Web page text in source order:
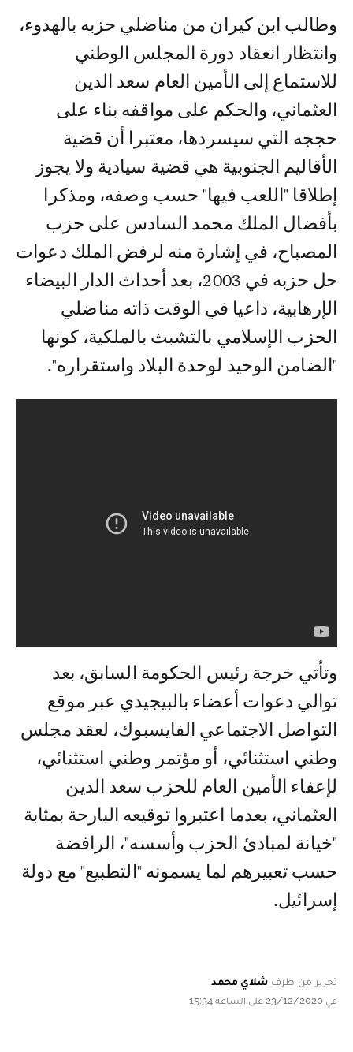
وطالب ابن كيران من مناضلي حزبه بالهدوء،
وانتظار انعقاد دورة المجلس الوطني
للاستماع إلى الأمين العام سعد الدين
العثماني، والحكم على مواقفه بناء على
حججه التي سيسردها، معتبرا أن قضية
الأقاليم الجنوبية هي قضية سيادية ولا يجوز
إطلاقا "اللعب فيها" حسب وصفه، ومذكرا
بأفضال الملك محمد السادس على حزب
المصباح، في إشارة منه لرفض الملك دعوات
حل حزبه في 2003، بعد أحداث الدار البيضاء
الإرهابية، داعيا في الوقت ذاته مناضلي
الحزب الإسلامي بالتشبث بالملكية، كونها
"الضامن الوحيد لوحدة البلاد واستقراره".
وتأتي خرجة رئيس الحكومة السابق، بعد
توالي دعوات أعضاء بالبيجيدي عبر موقع
التواصل الاجتماعي الفايسبوك، لعقد مجلس
وطني استثنائي، أو مؤتمر وطني استثنائي،
لإعفاء الأمين العام للحزب سعد الدين
العثماني، بعدما اعتبروا توقيعه البارحة بمثابة
"خيانة لمبادئ الحزب وأسسه"، الرافضة
حسب تعبيرهم لما يسمونه "التطبيع" مع دولة
إسرائيل.
تحرير من طرف شلاي محمد
في 23/12/2020 على الساعة 15:34